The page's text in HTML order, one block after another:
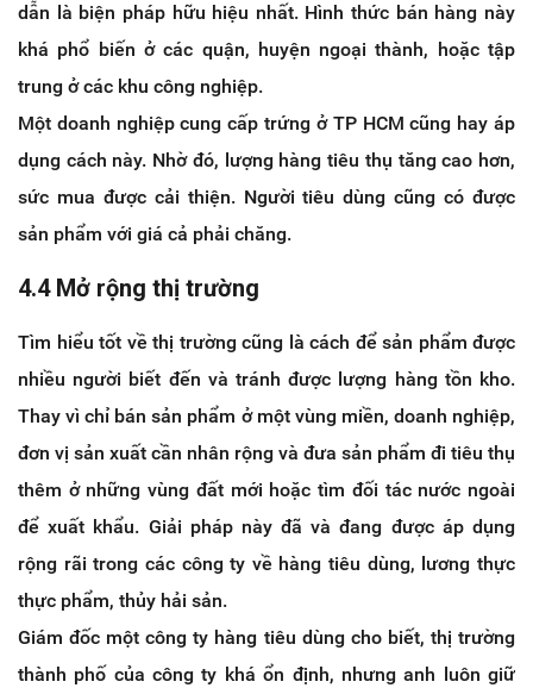
dẫn là biện pháp hữu hiệu nhất. Hình thức bán hàng này
khá phổ biến ở các quận, huyện ngoại thành, hoặc tập
trung ở các khu công nghiệp.
Một doanh nghiệp cung cấp trứng ở TP HCM cũng hay áp
dụng cách này. Nhờ đó, lượng hàng tiêu thụ tăng cao hơn,
sức mua được cải thiện. Người tiêu dùng cũng có được
sản phẩm với giá cả phải chăng.
4.4 Mở rộng thị trường
Tìm hiểu tốt về thị trường cũng là cách để sản phẩm được
nhiều người biết đến và tránh được lượng hàng tồn kho.
Thay vì chỉ bán sản phẩm ở một vùng miền, doanh nghiệp,
đơn vị sản xuất cần nhân rộng và đưa sản phẩm đi tiêu thụ
thêm ở những vùng đất mới hoặc tìm đối tác nước ngoài
để xuất khẩu. Giải pháp này đã và đang được áp dụng
rộng rãi trong các công ty về hàng tiêu dùng, lương thực
thực phẩm, thủy hải sản.
Giám đốc một công ty hàng tiêu dùng cho biết, thị trường
thành phố của công ty khá ổn định, nhưng anh luôn giữ